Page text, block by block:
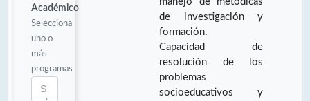
Académico
Selecciona
uno o
más
programas
de investigación y
formación.
Capacidad de
resolución de los
problemas
socioeducativos y